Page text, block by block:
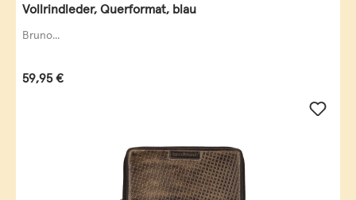
Vollrindleder, Querformat, blau
Bruno...
Regulärer Preis:
59,95 €